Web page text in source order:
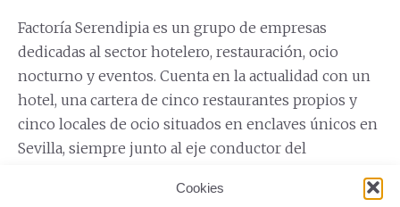
Cookies
Factoría Serendipia es un grupo de empresas
dedicadas al sector hotelero, restauración, ocio
nocturno y eventos. Cuenta en la actualidad con un
hotel, una cartera de cinco restaurantes propios y
cinco locales de ocio situados en enclaves únicos en
Sevilla, siempre junto al eje conductor del
establecimientos María Trifulca, Maquiavelo y Casa